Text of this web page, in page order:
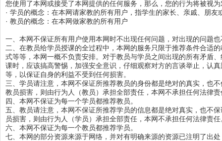
您使用了本网或接受了本网提供的任何服务，那么，您的行为将被视
· 学员的概念：在本网请家教的所有用户，指学生的家长、亲戚、朋友
· 教员的概念：在本网做家教的所有用户
一、本网不保证所有用户使用本网时不出现任何问题，对出现的问题
二、在教员给学员授课的全过程中，本网的服务只限于推荐条件合适
式等等，本网一概不负责安排。对于教员与学员之间出现的所有矛盾
课时，应该搞高警惕，加强安全意识，仔细观察对方的言谈举止，认
等，以保证自身的利益不受到任何损害。
三、学员请注意，本网不保证所推荐教员的身份都是绝对的真实，也
教员损害，则由行为人（教员）承担全部责任，本网不承担任何法律
四、本网不保证为每一个学员都推荐教员。
五、教员请注意，本网不保证所推荐学员的信息都是绝对真实，也不
员损害，则由行为人（学员）承担全部责任，本网不承担任何法律责
六、本网不保证为每一个教员都推荐学员。
七、本网的部分资源来源于网络，并对有明确来源的资源已注明了出